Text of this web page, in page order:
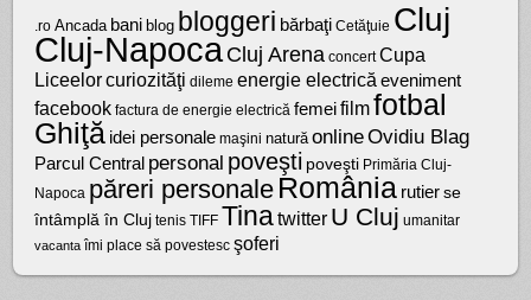
.ro Ancada bani blog bloggeri bărbaţi Cetăţuie Cluj
Cluj-NapocaCluj Arena concert Cupa
Liceelorcuriozităţi dileme energie electrică eveniment
facebook factura de energie electrică femei filmfotbal
Ghiţă idei personale maşini natură onlineOvidiu Blag
Parcul Central personal poveşti poveşti Primăria Cluj-
Napoca păreri personale România rutier se
întâmplă în Cluj tenis TIFF Tinatwitter U Cluj umanitar
vacanta îmi place să povestesc şoferi